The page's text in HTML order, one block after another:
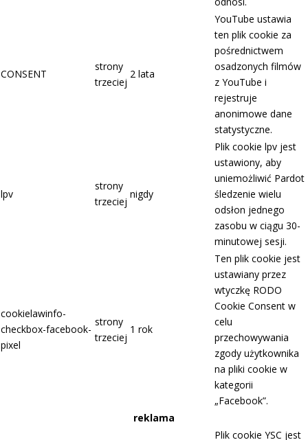
CONSENT
strony
trzeciej
2 lata
YouTube ustawia
ten plik cookie za
pośrednictwem
osadzonych filmów
z YouTube i
rejestruje
anonimowe dane
statystyczne.
lpv
strony
trzeciej
nigdy
Plik cookie lpv jest
ustawiony, aby
uniemożliwić Pardot
śledzenie wielu
odsłon jednego
zasobu w ciągu 30-
minutowej sesji.
cookielawinfo-
checkbox-facebook-
pixel
strony
trzeciej
1 rok
Ten plik cookie jest
ustawiany przez
wtyczkę RODO
Cookie Consent w
celu
przechowywania
zgody użytkownika
na pliki cookie w
kategorii
„Facebook”.
reklama
Plik cookie YSC jest